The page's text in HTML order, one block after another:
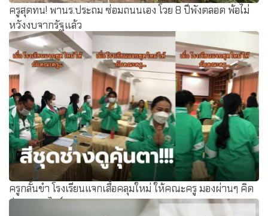
ครูสุดทน! พานร.ประถม ซ่อมถนนเอง โวย 8 ปีพังตลอด พ้อไม่
หวังงบจากรัฐแล้ว
ครูกลั้นขำ โรงเรียนแจกเสื้อคลุมใหม่ ให้คณะครู มองผ่านๆ คิด
ว่าประชุมไลน์แมน